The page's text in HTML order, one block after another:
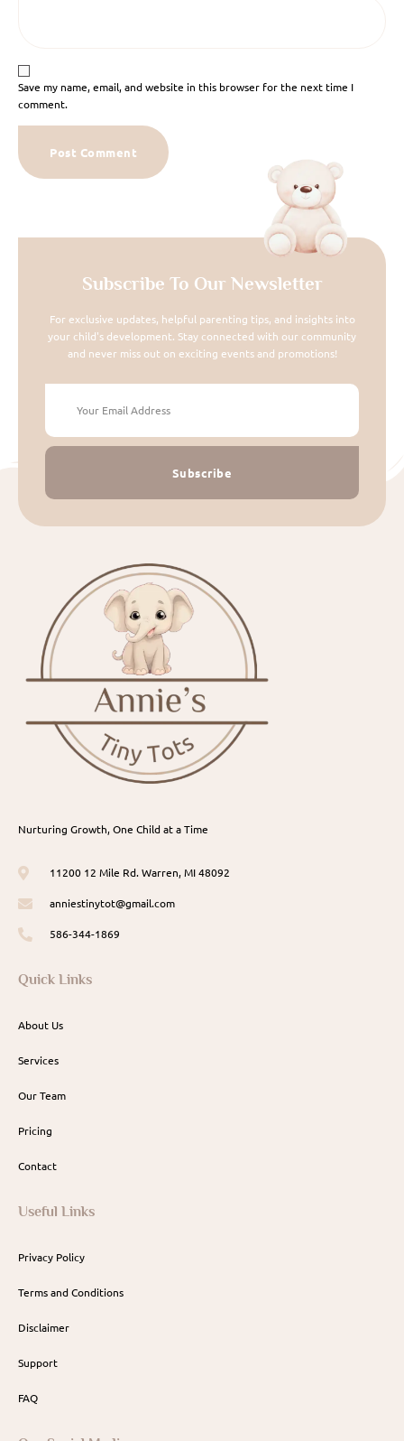
Save my name, email, and website in this browser for the next time I
comment.
Subscribe To Our Newsletter
For exclusive updates, helpful parenting tips, and insights into
your child's development. Stay connected with our community
and never miss out on exciting events and promotions!
Subscribe
Nurturing Growth, One Child at a Time
11200 12 Mile Rd. Warren, MI 48092
anniestinytot@gmail.com
586-344-1869
Quick Links
About Us
Services
Our Team
Pricing
Contact
Useful Links
Privacy Policy
Terms and Conditions
Disclaimer
Support
FAQ